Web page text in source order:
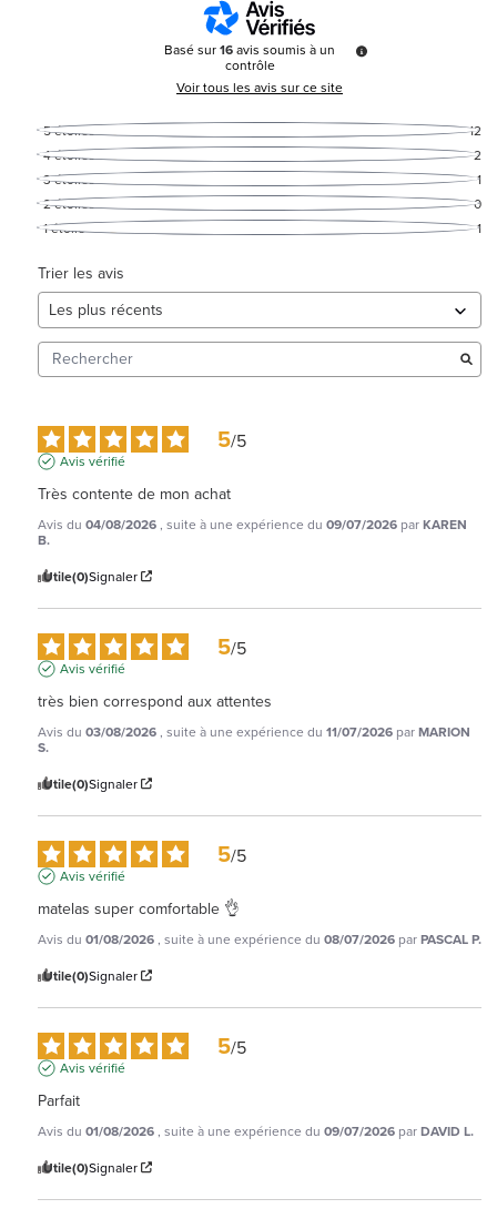
Basé sur16avis soumis à un
contrôle
Voir tous les avis sur ce site
5étoiles
12
4étoiles
2
3étoiles
1
2étoiles
0
1étoile 1
Trier les avis
5/5
Avis vérifié
Très contente de mon achat
Avis du 04/08/2026, suite à une expérience du 09/07/2026 parKAREN
B.
Utile(0)Signaler
5/5
Avis vérifié
très bien correspond aux attentes
Avis du 03/08/2026, suite à une expérience du 11/07/2026 parMARION
S.
Utile(0)Signaler
5/5
Avis vérifié
matelas super comfortable 👌
Avis du 01/08/2026, suite à une expérience du 08/07/2026 parPASCAL P.
Utile(0)Signaler
5/5
Avis vérifié
Parfait
Avis du 01/08/2026, suite à une expérience du 09/07/2026 parDAVID L.
Utile(0)Signaler